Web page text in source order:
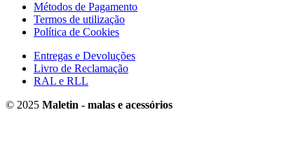
Métodos de Pagamento
Termos de utilização
Política de Cookies
Entregas e Devoluções
Livro de Reclamação
RAL e RLL
© 2025 Maletin - malas e acessórios